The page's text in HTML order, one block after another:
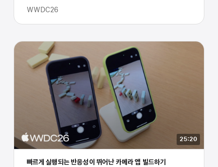
WWDC26
25:20
빠르게 실행되는 반응성이 뛰어난 카메라 앱 빌드하기